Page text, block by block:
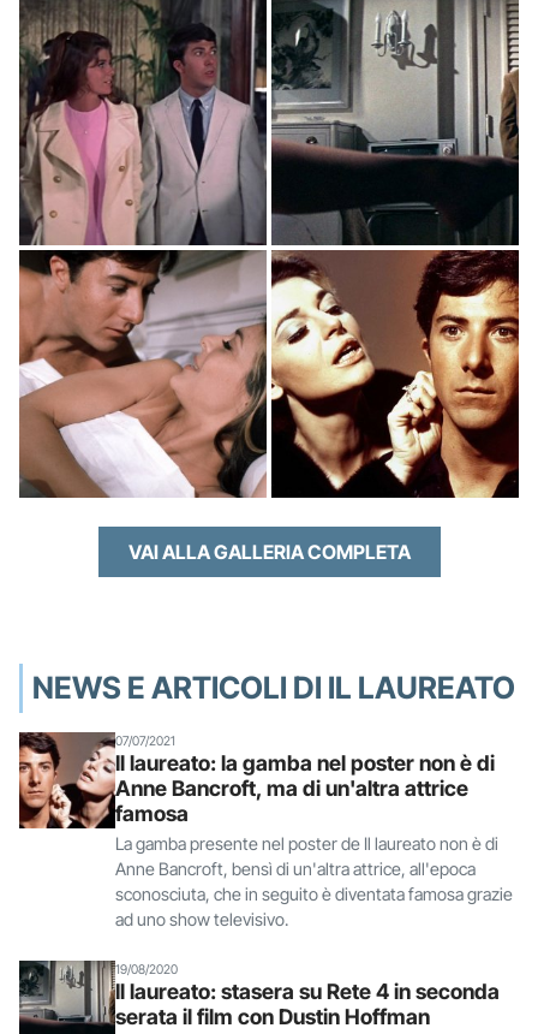
VAI ALLA GALLERIA COMPLETA
NEWS E ARTICOLI DI IL LAUREATO
07/07/2021
Il laureato: la gamba nel poster non è di
Anne Bancroft, ma di un'altra attrice
famosa
La gamba presente nel poster de Il laureato non è di
Anne Bancroft, bensì di un'altra attrice, all'epoca
sconosciuta, che in seguito è diventata famosa grazie
ad uno show televisivo.
19/08/2020
Il laureato: stasera su Rete 4 in seconda
serata il film con Dustin Hoffman